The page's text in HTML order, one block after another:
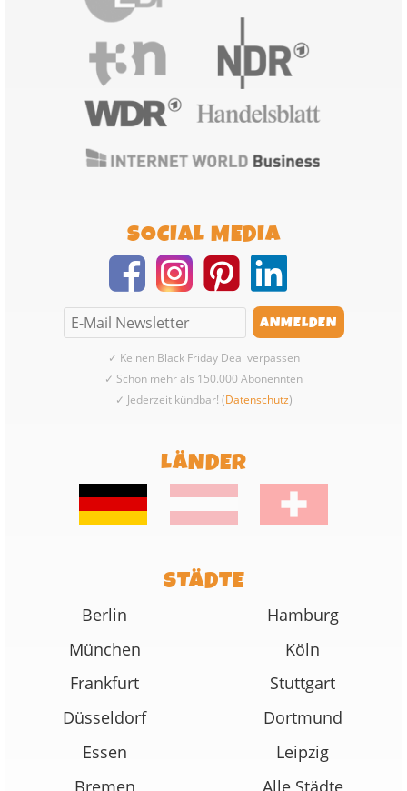
SOCIAL MEDIA
✓ Keinen Black Friday Deal verpassen
✓ Schon mehr als 150.000 Abonennten
✓ Jederzeit kündbar! (Datenschutz)
LÄNDER
STÄDTE
Berlin
Hamburg
München
Köln
Frankfurt
Stuttgart
Düsseldorf
Dortmund
Essen
Leipzig
Bremen
Alle Städte